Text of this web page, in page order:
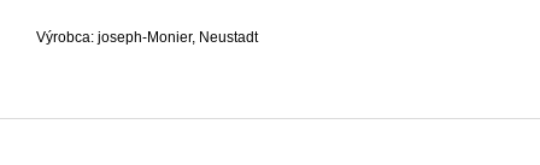
Výrobca: joseph-Monier, Neustadt